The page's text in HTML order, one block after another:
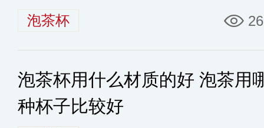
泡茶杯
泡茶杯用什么材质的好 泡茶用
种杯子比较好